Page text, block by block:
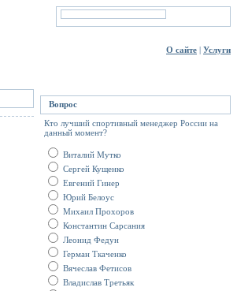
О сайте | Услуги
Вопрос
Кто лучший спортивный менеджер России на
данный момент?
Виталий Мутко
Сергей Кущенко
Евгений Гинер
Юрий Белоус
Михаил Прохоров
Константин Сарсания
Леонид Федун
Герман Ткаченко
Вячеслав Фетисов
Владислав Третьяк